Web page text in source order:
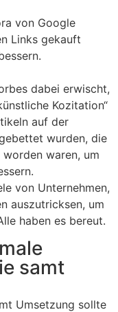
von Google
Links gekauft
dabei erwischt,
Kozitation“
auf der
wurden, die
waren, um
von Unternehmen,
auszutricksen, um
haben es bereut.
samt
Umsetzung sollte